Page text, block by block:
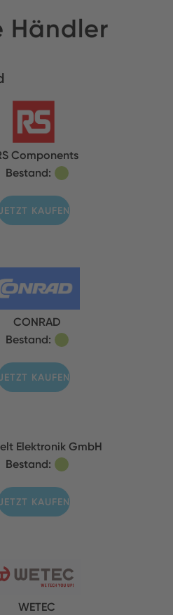
Händler
Components
Bestand:
KAUFEN
CONRAD
Bestand:
KAUFEN
Elektronik GmbH
Bestand:
KAUFEN
WETEC